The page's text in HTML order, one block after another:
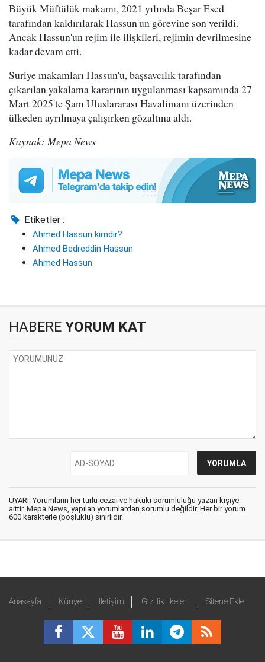
Büyük Müftülük makamı, 2021 yılında Beşar Esed
tarafından kaldırılarak Hassun'un görevine son verildi.
Ancak Hassun'un rejim ile ilişkileri, rejimin devrilmesine
kadar devam etti.
Suriye makamları Hassun'u, başsavcılık tarafından
çıkarılan yakalama kararının uygulanması kapsamında 27
Mart 2025'te Şam Uluslararası Havalimanı üzerinden
ülkeden ayrılmaya çalışırken gözaltına aldı.
Kaynak: Mepa News
Etiketler :
Ahmed Hassun kimdir?
Ahmed Bedreddin Hassun
Ahmed Hassun
HABERE YORUM KAT
UYARI: Yorumların her türlü cezai ve hukuki sorumluluğu yazan kişiye
aittir. Mepa News, yapılan yorumlardan sorumlu değildir. Her bir yorum
600 karakterle (boşluklu) sınırlıdır.
Anasayfa Künye İletişim Gizlilik İlkeleri Sitene Ekle